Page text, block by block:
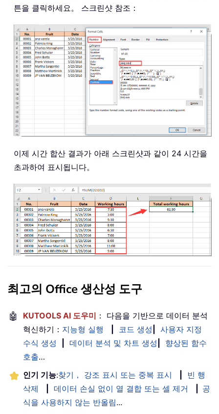
튼을 클릭하세요。 스크린샷 참조：
이제 시간 합산 결과가 아래 스크린샷과 같이 24 시간을
초과하여 표시됩니다。
최고의 Office 생산성 도구
🤖 KUTOOLS AI 도우미 ： 다음을 기반으로 데이터 분석
혁신하기： 지능형 실행 코드 생성
사용자 지정
수식 생성
데이터 분석 및 차트 생성
향상된 함수
호출…
인기 기능:찾기， 강조 표시 또는 중복 표시
빈 행
삭제
데이터 손실 없이 열 결합 또는 셀 제거
공
식을 사용하지 않는 반올림...